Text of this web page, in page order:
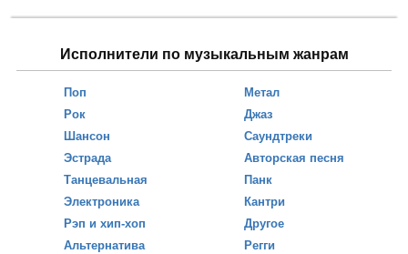
Исполнители по музыкальным жанрам
Поп
Рок
Шансон
Эстрада
Танцевальная
Электроника
Рэп и хип-хоп
Альтернатива
Метал
Джаз
Саундтреки
Авторская песня
Панк
Кантри
Другое
Регги